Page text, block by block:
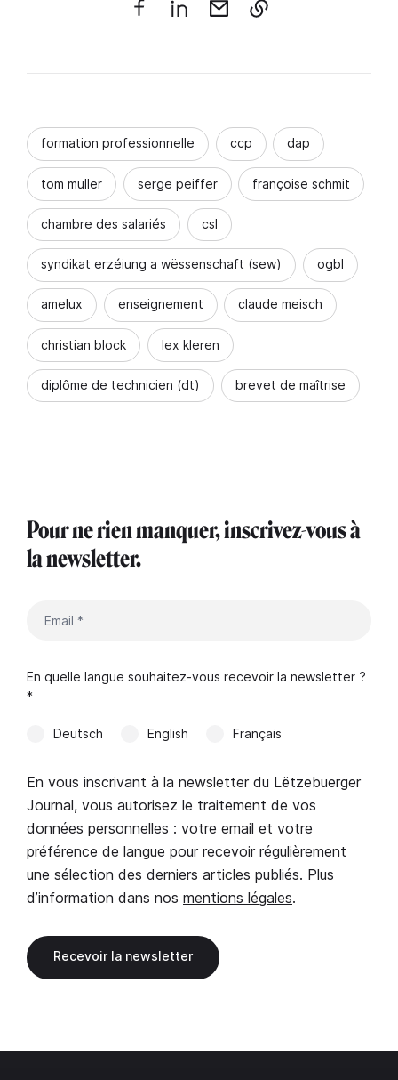
formation professionnelle ccp dap
tom muller serge peiffer françoise schmit
chambre des salariés csl
syndikat erzéiung a wëssenschaft (sew) ogbl
amelux enseignement claude meisch
christian block lex kleren
diplôme de technicien (dt) brevet de maîtrise
Pour ne rien manquer, inscrivez-vous à
la newsletter.
En quelle langue souhaitez-vous recevoir la newsletter ?
*
Deutsch English Français
En vous inscrivant à la newsletter du Lëtzebuerger
Journal, vous autorisez le traitement de vos
données personnelles : votre email et votre
préférence de langue pour recevoir régulièrement
une sélection des derniers articles publiés. Plus
d’information dans nos mentions légales.